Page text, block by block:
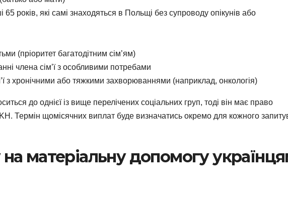
65 років, які самі знаходяться в Польщі без супроводу опікунів або
(пріоритет багатодітним сім’ям)
члена сім’ї з особливими потребами
з хронічними або тяжкими захворюваннями (наприклад, онкологія)
до однієї із вище перелічених соціальних груп, тоді він має право
Термін щомісячних виплат буде визначатись окремо для кожного
матеріальну допомогу